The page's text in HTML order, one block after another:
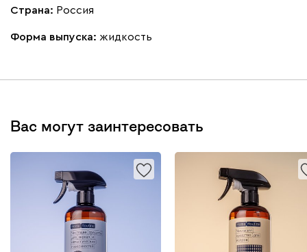
Страна: Россия
Форма выпуска: жидкость
Вас могут заинтересовать